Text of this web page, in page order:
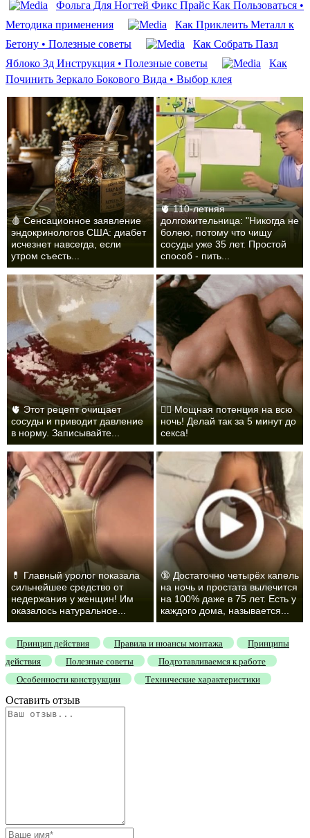
Фольга Для Ногтей Фикс Прайс Как Пользоваться •
Методика применения
Как Приклеить Металл к
Бетону • Полезные советы
Как Собрать Пазл
Яблоко 3д Инструкция • Полезные советы
Как
Починить Зеркало Бокового Вида • Выбор клея
🩸 Сенсационное заявление
эндокринологов США: диабет
исчезнет навсегда, если
утром съесть...
🫀 110-летняя
долгожительница: "Никогда не
болею, потому что чищу
сосуды уже 35 лет. Простой
способ - пить...
🫀 Этот рецепт очищает
сосуды и приводит давление
в норму. Записывайте...
❤️‍🔥 Мощная потенция на всю
ночь! Делай так за 5 минут до
секса!
💊 Главный уролог показала
сильнейшее средство от
недержания у женщин! Им
оказалось натуральное...
🔞 Достаточно четырёх капель
на ночь и простата вылечится
на 100% даже в 75 лет. Есть у
каждого дома, называется...
Принцип действия Правила и нюансы монтажа
Принципы
действия
Полезные советы
Подготавливаемся к работе
Особенности конструкции
Технические характеристики
Оставить отзыв